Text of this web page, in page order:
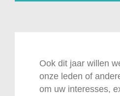
Ook dit jaar willen
onze leden of
om uw interesses,